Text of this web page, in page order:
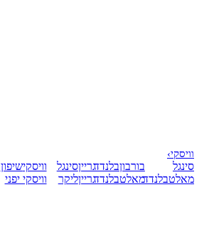
וויסקי›
סינגל
מאלטבלנדד
בורבוןבלנדד
מאלטבלנדד
גרייןסינגל
גרייןליקר
וויסקישיפון
וויסקי יפני